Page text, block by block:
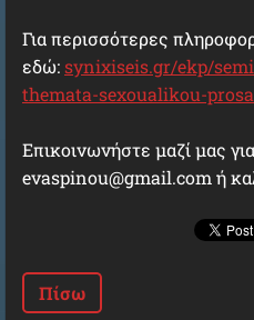
Για περισσότερες
εδώ:synixiseis.gr/ekp/
themata-sexoualikou-
Επικοινωνήστε μαζί μας
evaspinou@gmail.com ή
Πίσω